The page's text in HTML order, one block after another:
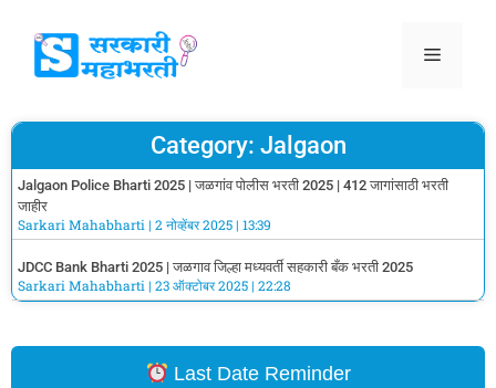
Category: Jalgaon
Jalgaon Police Bharti 2025 | जळगांव पोलीस भरती 2025 | 412 जागांसाठी भरती
जाहीर
Sarkari Mahabharti 2 नोव्हेंबर 2025 13:39
JDCC Bank Bharti 2025 | जळगाव जिल्हा मध्यवर्ती सहकारी बँक भरती 2025
Sarkari Mahabharti 23 ऑक्टोबर 2025 22:28
Last Date Reminder